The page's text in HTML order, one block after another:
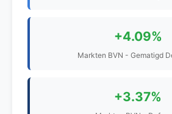
+4.09%
Markten BVN - Gematigd
+3.37%